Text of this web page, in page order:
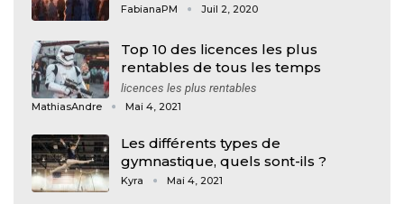
FabianaPM Juil 2, 2020
Top 10 des licences les plus
rentables de tous les temps
licences les plus rentables
MathiasAndre Mai 4, 2021
Les différents types de
gymnastique, quels sont-ils ?
Kyra Mai 4, 2021